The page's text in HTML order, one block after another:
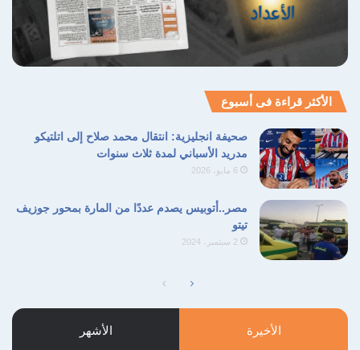
الأكثر قراءة فى أسبوع
صحيفة انجليزية: انتقال محمد صلاح إلى اتلتيكو
مدريد الأسباني لمدة ثلاث سنوات
6 مايو، 2026
مصر..أتوبيس يصدم عددًا من المارة بمحور جوزيف
تيتو
2 سبتمبر، 2024
الصفحة
السابقة
الصفحة
التالية
الأخيرة الأشهر